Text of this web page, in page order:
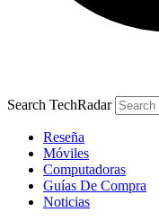
Search TechRadar
Reseña
Móviles
Computadoras
Guías De Compra
Noticias